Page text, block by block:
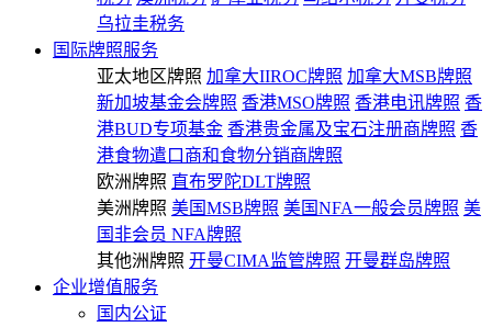
乌拉圭税务
国际牌照服务
亚太地区牌照 加拿大IIROC牌照 加拿大MSB牌照
新加坡基金会牌照 香港MSO牌照 香港电讯牌照 香
港BUD专项基金 香港贵金属及宝石注册商牌照 香
港食物遣口商和食物分销商牌照
欧洲牌照 直布罗陀DLT牌照
美洲牌照 美国MSB牌照 美国NFA一般会员牌照 美
国非会员 NFA牌照
其他洲牌照 开曼CIMA监管牌照 开曼群岛牌照
企业增值服务
国内公证